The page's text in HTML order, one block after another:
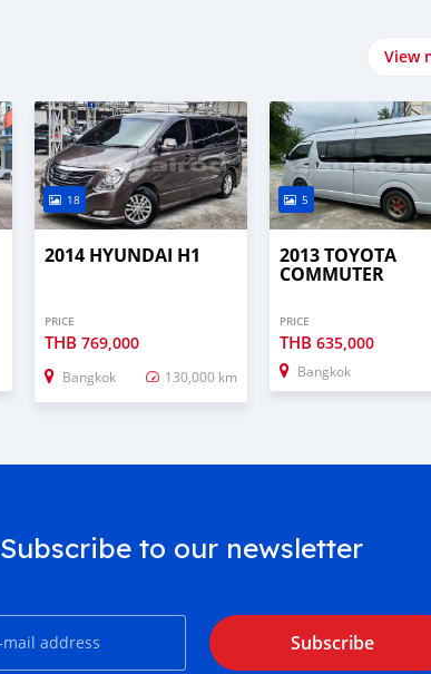
View
18
2014 HYUNDAI H1
PRICE
THB 769,000
Bangkok 130,000 km
5
2013 TOYOTA
COMMUTER
PRICE
THB 635,000
Bangkok
Subscribe to our newsletter
Subscribe